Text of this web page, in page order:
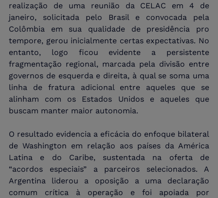
realização de uma reunião da CELAC em 4 de
janeiro, solicitada pelo Brasil e convocada pela
Colômbia em sua qualidade de presidência pro
tempore, gerou inicialmente certas expectativas. No
entanto, logo ficou evidente a persistente
fragmentação regional, marcada pela divisão entre
governos de esquerda e direita, à qual se soma uma
linha de fratura adicional entre aqueles que se
alinham com os Estados Unidos e aqueles que
buscam manter maior autonomia.
O resultado evidencia a eficácia do enfoque bilateral
de Washington em relação aos países da América
Latina e do Caribe, sustentada na oferta de
“acordos especiais” a parceiros selecionados. A
Argentina liderou a oposição a uma declaração
comum crítica à operação e foi apoiada por